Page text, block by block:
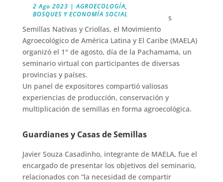
2 Ago 2023 |AGROECOLOGÍA,
BOSQUES Y ECONOMÍA SOCIAL
En el marco de la Semana Continental de las
Semillas Nativas y Criollas, el Movimiento
Agroecológico de América Latina y El Caribe (MAELA)
organizó el 1° de agosto, día de la Pachamama, un
seminario virtual con participantes de diversas
provincias y países.
Un panel de expositores compartió valiosas
experiencias de producción, conservación y
multiplicación de semillas en forma agroecológica.
Guardianes y Casas de Semillas
Javier Souza Casadinho, integrante de MAELA, fue el
encargado de presentar los objetivos del seminario,
relacionados con “la necesidad de compartir